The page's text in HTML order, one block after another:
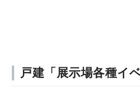
戸建「展示場各種イ